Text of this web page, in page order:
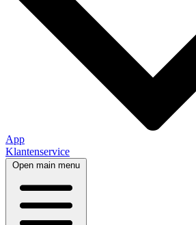
App
Klantenservice
Open main menu